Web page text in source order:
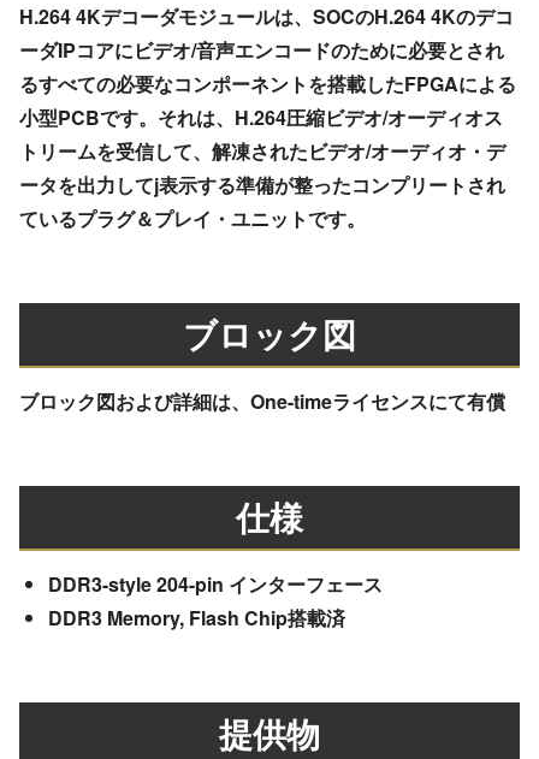
H.264 4Kデコーダモジュールは、SOCのH.264 4Kのデコ
ーダIPコアにビデオ/音声エンコードのために必要とされ
るすべての必要なコンポーネントを搭載したFPGAによる
小型PCBです。それは、H.264圧縮ビデオ/オーディオス
トリームを受信して、解凍されたビデオ/オーディオ・デ
ータを出力してj表示する準備が整ったコンプリートされ
ているプラグ＆プレイ・ユニットです。
ブロック図
ブロック図および詳細は、One-timeライセンスにて有償
仕様
DDR3-style 204-pin インターフェース
DDR3 Memory, Flash Chip搭載済
提供物